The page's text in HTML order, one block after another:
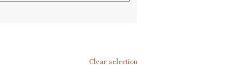
Clear selection